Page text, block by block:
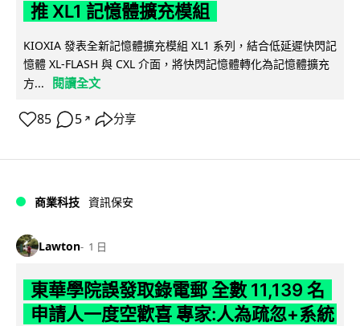
推 XL1 記憶體擴充模組
KIOXIA 發表全新記憶體擴充模組 XL1 系列，結合低延遲快閃記
憶體 XL-FLASH 與 CXL 介面，將快閃記憶體轉化為記憶體擴充
方...
閱讀全文
85 5 ↗ 分享
商業科技 資訊保安
Lawton 1 日
東華學院誤發取錄電郵 全數 11,139 名
申請人一度空歡喜 專家:人為疏忽+系統